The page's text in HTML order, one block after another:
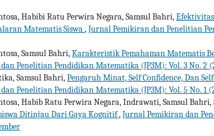
Habibi Ratu Perwira Negara, Samsul Bahri,Efektivitas
Matematis Siswa,Jurnal Pemikiran dan Penelitian
Samsul Bahri,Karakteristik Pemahaman Matematis
Penelitian Pendidikan Matematika (JP3M): Vol. 3 No. 2
Samsul Bahri,Pengaruh Minat, Self Confidence, Dan
Penelitian Pendidikan Matematika (JP3M): Vol. 5 No. 1
Habib Ratu Perwira Negara, Indrawati, Samsul Bahri,
Ditinjau Dari Gaya Kognitif,Jurnal Pemikiran dan